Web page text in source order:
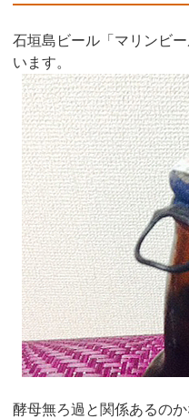
石垣島ビール「マリンビ
います。
酵母無ろ過と関係あるの